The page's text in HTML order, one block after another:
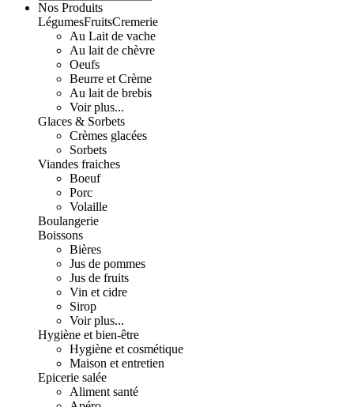
Nos Produits
LégumesFruitsCremerie
Au Lait de vache
Au lait de chèvre
Oeufs
Beurre et Crème
Au lait de brebis
Voir plus...
Glaces & Sorbets
Crèmes glacées
Sorbets
Viandes fraiches
Boeuf
Porc
Volaille
Boulangerie
Boissons
Bières
Jus de pommes
Jus de fruits
Vin et cidre
Sirop
Voir plus...
Hygiène et bien-être
Hygiène et cosmétique
Maison et entretien
Epicerie salée
Aliment santé